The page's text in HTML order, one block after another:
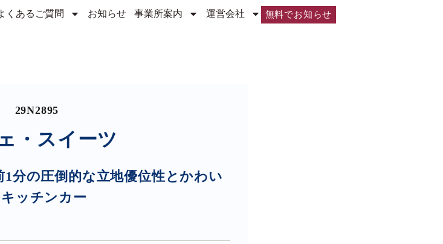
くあるご質問 お知らせ 事業所案内 運営会社 無料でお知らせ
29N2895
・スイーツ
分の圧倒的な立地優位性とかわい
ッチンカー